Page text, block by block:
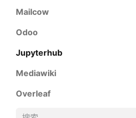
Mailcow
Odoo
Jupyterhub
Mediawiki
Overleaf